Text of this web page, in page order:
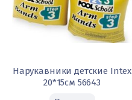
Нарукавники детские Intex
20*15см 56643